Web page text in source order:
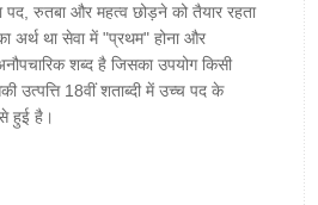
रुतबा और महत्व छोड़ने को तैयार रहता
अर्थ था सेवा में "प्रथम" होना और
शब्द है जिसका उपयोग किसी
उत्पत्ति 18वीं शताब्दी में उच्च पद के
हुई है।